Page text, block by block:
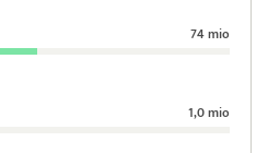
74 mio
1,0 mio